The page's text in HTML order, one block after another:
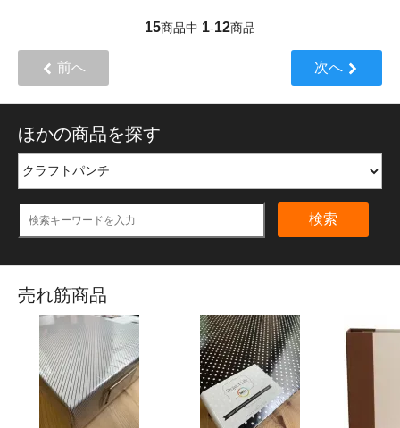
15商品中 1-12商品
前へ 次へ
ほかの商品を探す
検索
売れ筋商品